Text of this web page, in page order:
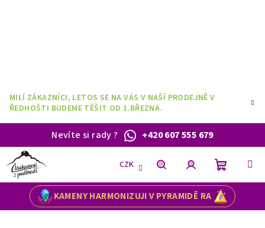
MILÍ ZÁKAZNÍCI, LETOS SE NA VÁS V NAŠÍ PRODEJNĚ V
ŘEDHOŠTI BUDEME TĚŠIT OD 1.BŘEZNA.
Nevíte si rady? +420 607 555 679
KAMENY HARMONIZUJI V PYRAMIDĚ RA
CZK
HledatPřihlášeníNákupní